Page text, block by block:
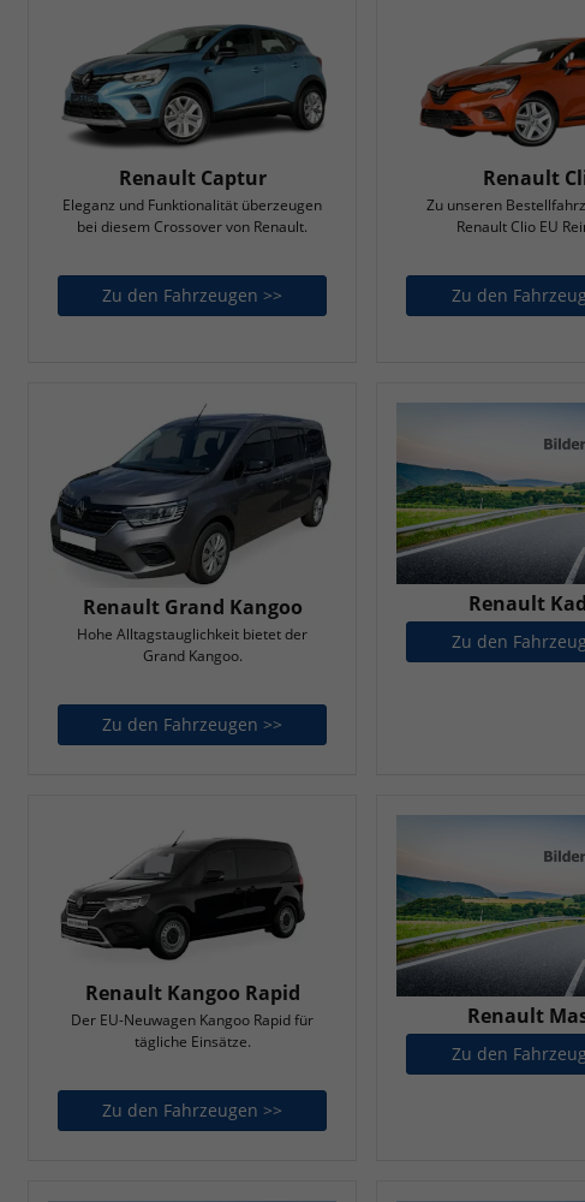
Renault Captur
Eleganz und Funktionalität überzeugen
bei diesem Crossover von Renault.
Zu den Fahrzeugen >>
Renault
Zu unseren
Renault Clio EU
Zu den
Renault Grand Kangoo
Hohe Alltagstauglichkeit bietet der
Grand Kangoo.
Zu den Fahrzeugen >>
Renault
Zu den
Renault Kangoo Rapid
Der EU-Neuwagen Kangoo Rapid für
tägliche Einsätze.
Zu den Fahrzeugen >>
Renault
Zu den